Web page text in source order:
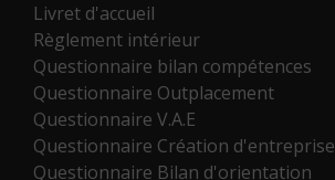
Livret d'accueil
Règlement intérieur
Questionnaire bilan compétences
Questionnaire Outplacement
Questionnaire V.A.E
Questionnaire Création d'entreprise
Questionnaire Bilan d'orientation